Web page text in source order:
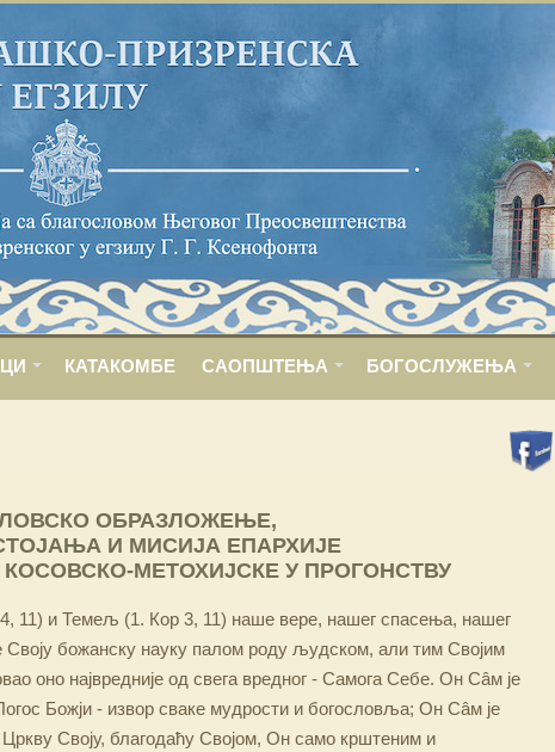
КАТАКОМБЕ САОПШТЕЊА БОГОСЛУЖЕЊА
ОБРАЗЛОЖЕЊЕ,
И МИСИЈА ЕПАРХИЈЕ
МЕТОХИЈСКЕ У ПРОГОНСТВУ
11) и Темељ (1. Кор 3, 11) наше вере, нашег спасења, нашег
божанску науку палом роду људском, али тим Својим
оно највредније од свега вредног - Самога Себе. Он Сâм је
Божји - извор сваке мудрости и богословља; Он Сâм је
Своју, благодаћу Својом, Он само крштеним и